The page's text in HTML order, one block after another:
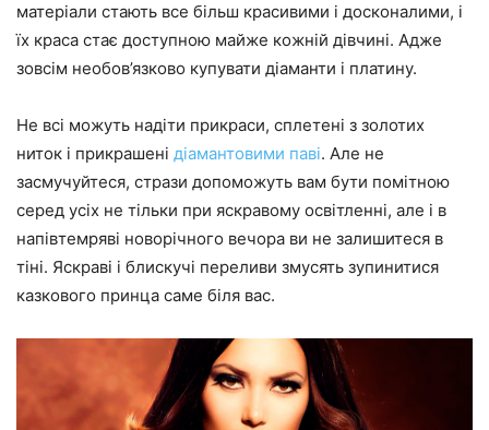
матеріали стають все більш красивими і досконалими, і
їх краса стає доступною майже кожній дівчині. Адже
зовсім необов’язково купувати діаманти і платину.
Не всі можуть надіти прикраси, сплетені з золотих
ниток і прикрашені діамантовими паві. Але не
засмучуйтеся, стрази допоможуть вам бути помітною
серед усіх не тільки при яскравому освітленні, але і в
напівтемряві новорічного вечора ви не залишитеся в
тіні. Яскраві і блискучі переливи змусять зупинитися
казкового принца саме біля вас.